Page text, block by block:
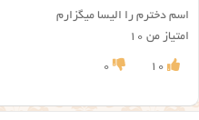
اسم دخترم را الیسا میگزارم
امتیاز من ۱۰
10
0